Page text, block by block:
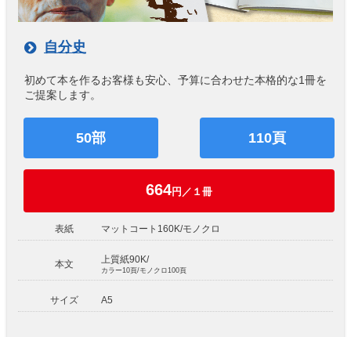
自分史
初めて本を作るお客様も安心、予算に合わせた本格的な1冊を
ご提案します。
50部 110頁
664円／１冊
表紙 マットコート160K/モノクロ
本文 上質紙90K/
カラー10頁/モノクロ100頁
サイズ A5